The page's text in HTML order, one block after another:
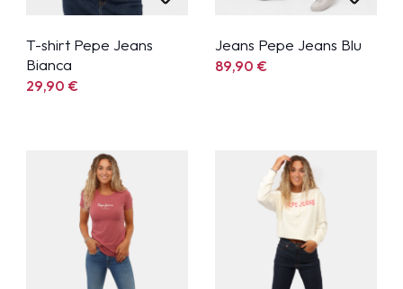
T-shirt Pepe Jeans
Bianca
29,90€
Jeans Pepe Jeans Blu
89,90€